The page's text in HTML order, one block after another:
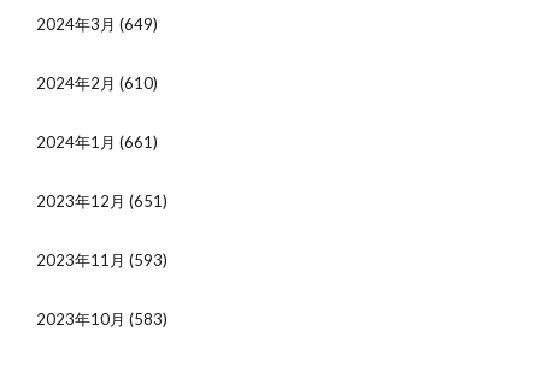
2024年3月 (649)
2024年2月 (610)
2024年1月 (661)
2023年12月 (651)
2023年11月 (593)
2023年10月 (583)